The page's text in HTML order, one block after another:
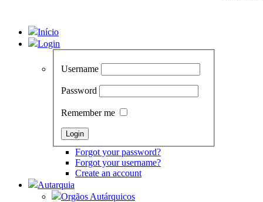
Início
Login
Username
Password
Remember me
Forgot your password?
Forgot your username?
Create an account
Autarquia
Orgãos Autárquicos